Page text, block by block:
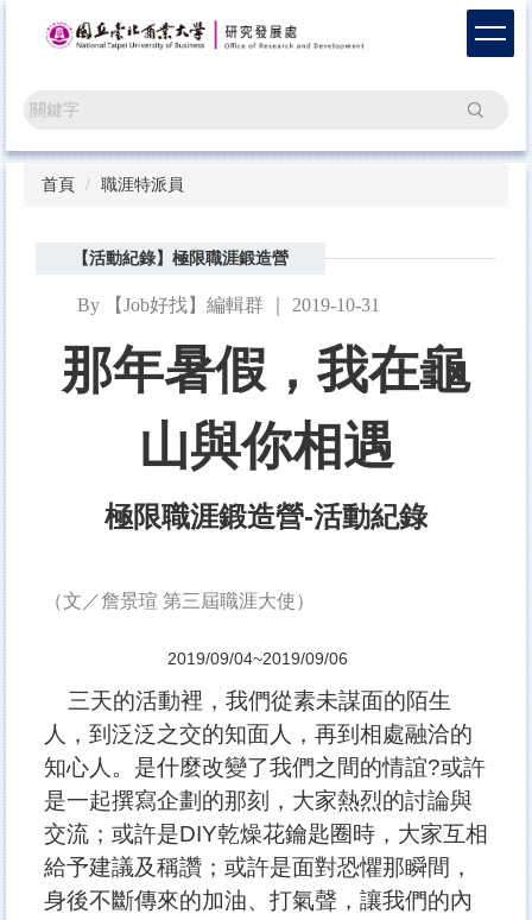
區
搜尋
首頁 職涯特派員
【活動紀錄】極限職涯鍛造營
By 【Job好找】編輯群 ｜ 2019-10-31
那年暑假，我在龜
山與你相遇
極限職涯鍛造營-活動紀錄
（文／詹景瑄 第三屆職涯大使）
2019/09/04~2019/09/06
三天的活動裡，我們從素未謀面的陌生
人，到泛泛之交的知面人，再到相處融洽的
知心人。是什麼改變了我們之間的情誼?或許
是一起撰寫企劃的那刻，大家熱烈的討論與
交流；或許是DIY乾燥花鑰匙圈時，大家互相
給予建議及稱讚；或許是面對恐懼那瞬間，
身後不斷傳來的加油、打氣聲，讓我們的內